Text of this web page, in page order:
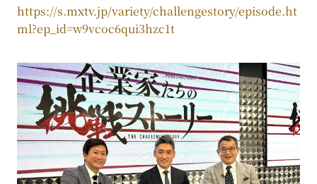
https://s.mxtv.jp/variety/challengestory/episode.ht
ml?ep_id=w9vcoc6qui3hzc1t